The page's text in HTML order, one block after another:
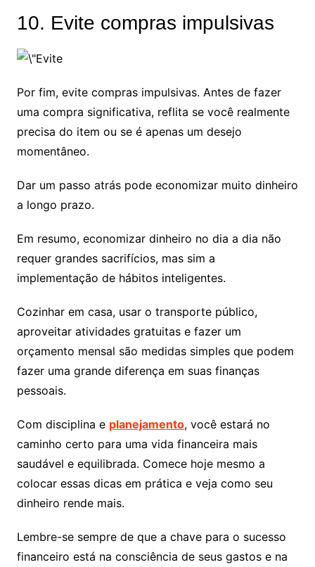
10. Evite compras impulsivas
Por fim, evite compras impulsivas. Antes de fazer
uma compra significativa, reflita se você realmente
precisa do item ou se é apenas um desejo
momentâneo.
Dar um passo atrás pode economizar muito dinheiro
a longo prazo.
Em resumo, economizar dinheiro no dia a dia não
requer grandes sacrifícios, mas sim a
implementação de hábitos inteligentes.
Cozinhar em casa, usar o transporte público,
aproveitar atividades gratuitas e fazer um
orçamento mensal são medidas simples que podem
fazer uma grande diferença em suas finanças
pessoais.
Com disciplina e planejamento, você estará no
caminho certo para uma vida financeira mais
saudável e equilibrada. Comece hoje mesmo a
colocar essas dicas em prática e veja como seu
dinheiro rende mais.
Lembre-se sempre de que a chave para o sucesso
financeiro está na consciência de seus gastos e na